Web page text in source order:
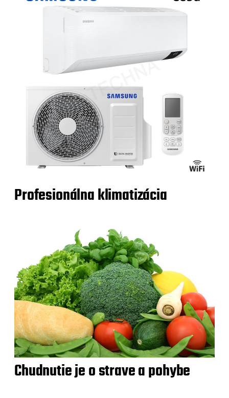
Profesionálna klimatizácia
Chudnutie je o strave a pohybe